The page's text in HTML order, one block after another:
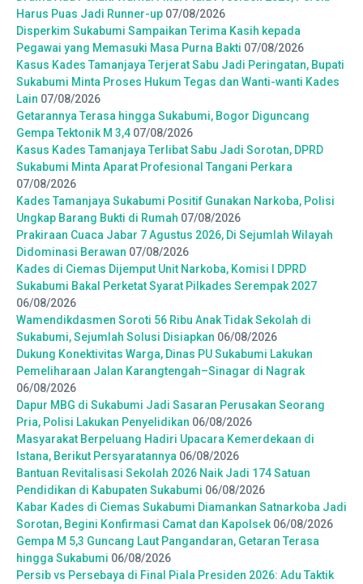
Harus Puas Jadi Runner-up 07/08/2026
Disperkim Sukabumi Sampaikan Terima Kasih kepada
Pegawai yang Memasuki Masa Purna Bakti 07/08/2026
Kasus Kades Tamanjaya Terjerat Sabu Jadi Peringatan, Bupati
Sukabumi Minta Proses Hukum Tegas dan Wanti-wanti Kades
Lain 07/08/2026
Getarannya Terasa hingga Sukabumi, Bogor Diguncang
Gempa Tektonik M 3,4 07/08/2026
Kasus Kades Tamanjaya Terlibat Sabu Jadi Sorotan, DPRD
Sukabumi Minta Aparat Profesional Tangani Perkara
07/08/2026
Kades Tamanjaya Sukabumi Positif Gunakan Narkoba, Polisi
Ungkap Barang Bukti di Rumah 07/08/2026
Prakiraan Cuaca Jabar 7 Agustus 2026, Di Sejumlah Wilayah
Didominasi Berawan 07/08/2026
Kades di Ciemas Dijemput Unit Narkoba, Komisi I DPRD
Sukabumi Bakal Perketat Syarat Pilkades Serempak 2027
06/08/2026
Wamendikdasmen Soroti 56 Ribu Anak Tidak Sekolah di
Sukabumi, Sejumlah Solusi Disiapkan 06/08/2026
Dukung Konektivitas Warga, Dinas PU Sukabumi Lakukan
Pemeliharaan Jalan Karangtengah–Sinagar di Nagrak
06/08/2026
Dapur MBG di Sukabumi Jadi Sasaran Perusakan Seorang
Pria, Polisi Lakukan Penyelidikan 06/08/2026
Masyarakat Berpeluang Hadiri Upacara Kemerdekaan di
Istana, Berikut Persyaratannya 06/08/2026
Bantuan Revitalisasi Sekolah 2026 Naik Jadi 174 Satuan
Pendidikan di Kabupaten Sukabumi 06/08/2026
Kabar Kades di Ciemas Sukabumi Diamankan Satnarkoba Jadi
Sorotan, Begini Konfirmasi Camat dan Kapolsek 06/08/2026
Gempa M 5,3 Guncang Laut Pangandaran, Getaran Terasa
hingga Sukabumi 06/08/2026
Persib vs Persebaya di Final Piala Presiden 2026: Adu Taktik